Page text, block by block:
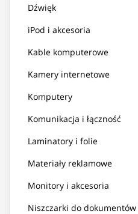
Dźwięk
iPod i akcesoria
Kable komputerowe
Kamery internetowe
Komputery
Komunikacja i łączność
Laminatory i folie
Materiały reklamowe
Monitory i akcesoria
Niszczarki do dokumentów